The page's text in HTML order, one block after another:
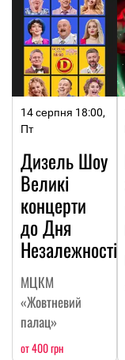
14 серпня 18:00,
Пт
Дизель Шоу
Великі
концерти
до Дня
Незалежності
МЦКМ
«Жовтневий
палац»
от 400 грн